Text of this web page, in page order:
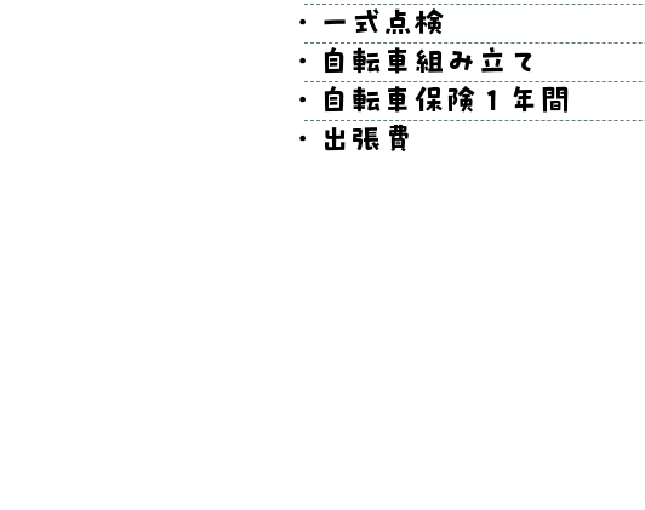
・一式点
・自転車組
・自転車保
・出張